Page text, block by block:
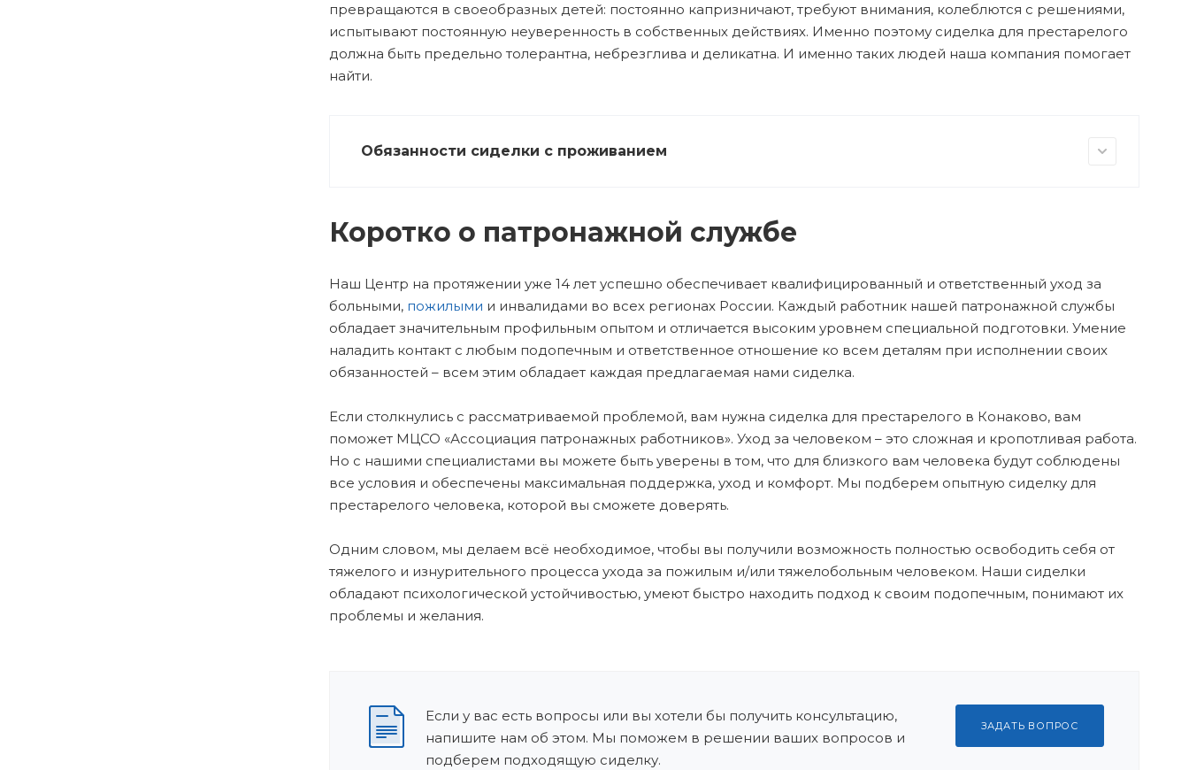
превращаются в своеобразных детей: постоянно капризничают, требуют внимания, колеблются с решениями,
испытывают постоянную неуверенность в собственных действиях. Именно поэтому сиделка для престарелого
должна быть предельно толерантна, небрезглива и деликатна. И именно таких людей наша компания помогает
найти.
Обязанности сиделки с проживанием
Коротко о патронажной службе
Наш Центр на протяжении уже 14 лет успешно обеспечивает квалифицированный и ответственный уход за
больными, пожилыми и инвалидами во всех регионах России. Каждый работник нашей патронажной службы
обладает значительным профильным опытом и отличается высоким уровнем специальной подготовки. Умение
наладить контакт с любым подопечным и ответственное отношение ко всем деталям при исполнении своих
обязанностей – всем этим обладает каждая предлагаемая нами сиделка.
Если столкнулись с рассматриваемой проблемой, вам нужна сиделка для престарелого в Конаково, вам
поможет МЦСО «Ассоциация патронажных работников». Уход за человеком – это сложная и кропотливая работа.
Но с нашими специалистами вы можете быть уверены в том, что для близкого вам человека будут соблюдены
все условия и обеспечены максимальная поддержка, уход и комфорт. Мы подберем опытную сиделку для
престарелого человека, которой вы сможете доверять.
Одним словом, мы делаем всё необходимое, чтобы вы получили возможность полностью освободить себя от
тяжелого и изнурительного процесса ухода за пожилым и/или тяжелобольным человеком. Наши сиделки
обладают психологической устойчивостью, умеют быстро находить подход к своим подопечным, понимают их
проблемы и желания.
Если у вас есть вопросы или вы хотели бы получить консультацию,
напишите нам об этом. Мы поможем в решении ваших вопросов и
подберем подходящую сиделку.
ЗАДАТЬ ВОПРОС